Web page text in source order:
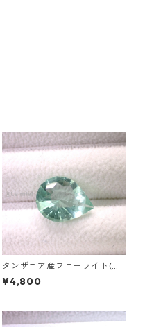
タンザニア産フローライト(蛍
光) ペアシェイプカットルース
5.46ct 13.8mm*10.8mm*7.0
¥4,800